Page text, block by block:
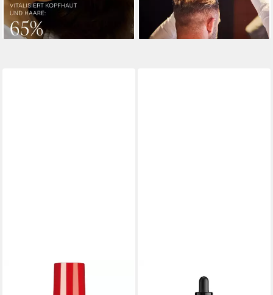
lieferbar - in 3-4 Werktagen bei dir
lieferbar - in 6-7 Werktagen bei dir